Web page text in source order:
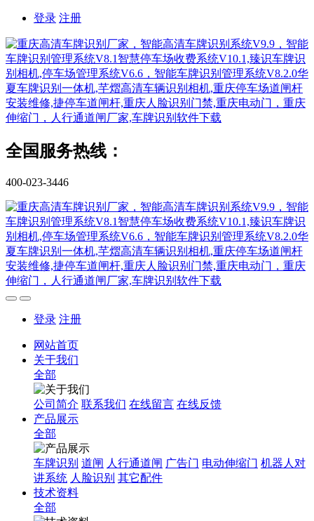
登录 注册
全国服务热线：
400-023-3446
登录 注册
网站首页
关于我们
全部
公司简介 联系我们 在线留言 在线反馈
产品展示
全部
车牌识别 道闸 人行通道闸 广告门 电动伸缩门 机器人对
讲系统 人脸识别 其它配件
技术资料
全部